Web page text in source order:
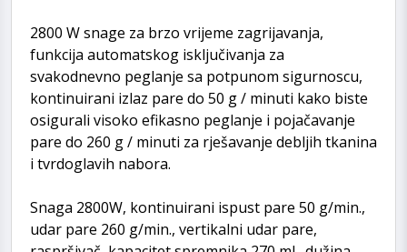
2800 W snage za brzo vrijeme zagrijavanja,
funkcija automatskog isključivanja za
svakodnevno peglanje sa potpunom sigurnoscu,
kontinuirani izlaz pare do 50 g / minuti kako biste
osigurali visoko efikasno peglanje i pojačavanje
pare do 260 g / minuti za rješavanje debljih tkanina
i tvrdoglavih nabora.
Snaga 2800W, kontinuirani ispust pare 50 g/min.,
udar pare 260 g/min., vertikalni udar pare,